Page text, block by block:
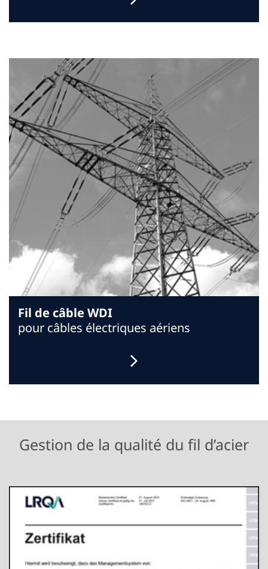
Fil de câble WDI
pour câbles électriques aériens
Gestion de la qualité du fil d’acier